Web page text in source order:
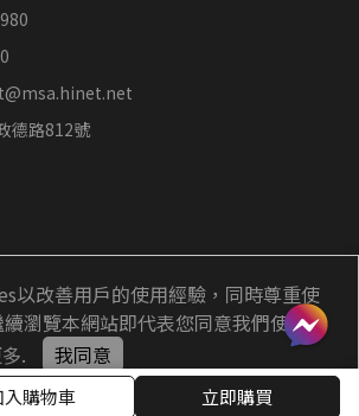
加入購物車
入購物車 立即購買
德路812號
超力羽球All Rights Reserved.
以改善用戶的使用經驗，同時尊重使
瀏覽本網站即代表您同意我們使用
. 我同意